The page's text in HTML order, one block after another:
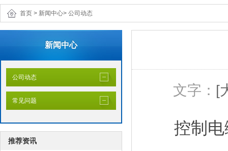
首页 > 新闻中心> 公司动态
新闻中心
公司动态
常见问题
推荐资讯
文字： [
控制电缆